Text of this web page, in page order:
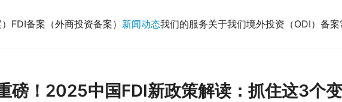
FDI备案（外商投资备案） 新闻动态我们的服务关于我们境外投资（ODI）备案
磅！2025中国FDI新政策解读：抓住这3个